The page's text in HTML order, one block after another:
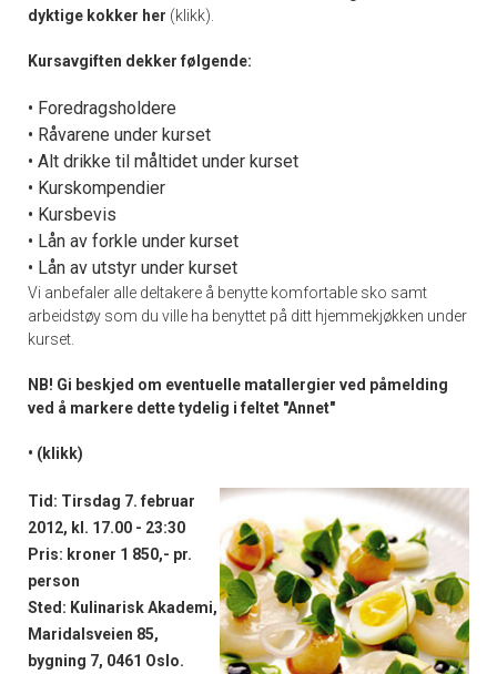
dyktige kokker her (klikk).
Kursavgiften dekker følgende:
• Foredragsholdere
• Råvarene under kurset
• Alt drikke til måltidet under kurset
• Kurskompendier
• Kursbevis
• Lån av forkle under kurset
• Lån av utstyr under kurset
Vi anbefaler alle deltakere å benytte komfortable sko samt
arbeidstøy som du ville ha benyttet på ditt hjemmekjøkken under
kurset.
NB! Gi beskjed om eventuelle matallergier ved påmelding
ved å markere dette tydelig i feltet "Annet"
• (klikk)
Tid: Tirsdag 7. februar
2012, kl. 17.00 - 23:30
Pris: kroner 1 850,- pr.
person
Sted: Kulinarisk Akademi,
Maridalsveien 85,
bygning 7, 0461 Oslo.